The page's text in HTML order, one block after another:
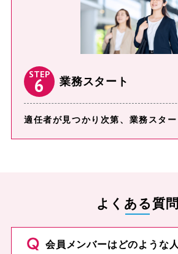
STEP
6 業務スタート
適任者が⾒つかり次第、業務スター
よくある質問
会員メンバーはどのような